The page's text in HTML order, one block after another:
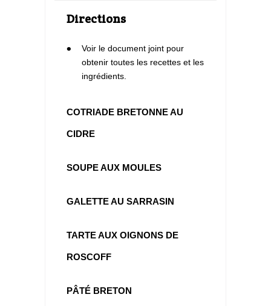
Directions
Voir le document joint pour
obtenir toutes les recettes et les
ingrédients.
COTRIADE BRETONNE AU
CIDRE
SOUPE AUX MOULES
GALETTE AU SARRASIN
TARTE AUX OIGNONS DE
ROSCOFF
PÂTÉ BRETON